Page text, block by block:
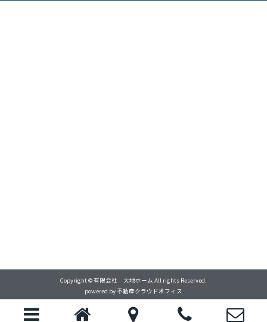
Copyright © 有限会社 大地ホーム All rights Reserved.
powered by 不動産クラウドオフィス